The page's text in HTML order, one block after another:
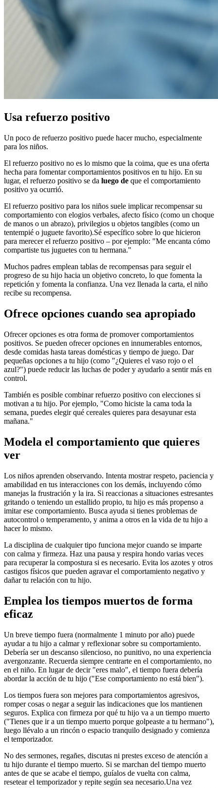
Usa refuerzo positivo
Un poco de refuerzo positivo puede hacer mucho, especialmente
para los niños.
El refuerzo positivo no es lo mismo que la coima, que es una oferta
hecha para fomentar comportamientos positivos en tu hijo. En su
lugar, el refuerzo positivo se da luego de que el comportamiento
positivo ya ocurrió.
El refuerzo positivo para los niños suele implicar recompensar su
comportamiento con elogios verbales, afecto físico (como un choque
de manos o un abrazo), privilegios u objetos tangibles (como un
tentempié o juguete favorito).Sé específico sobre lo que hicieron
para merecer el refuerzo positivo – por ejemplo: "Me encanta cómo
compartiste tus juguetes con tu hermana."
Muchos padres emplean tablas de recompensas para seguir el
progreso de su hijo hacia un objetivo concreto, lo que fomenta la
repetición y fomenta la confianza. Una vez llenada la carta, el niño
recibe su recompensa.
Ofrece opciones cuando sea apropiado
Ofrecer opciones es otra forma de promover comportamientos
positivos. Se pueden ofrecer opciones en innumerables entornos,
desde comidas hasta tareas domésticas y tiempo de juego. Dar
pequeñas opciones a tu hijo (como "¿Quieres el vaso rojo o el
azul?") puede reducir las luchas de poder y ayudarlo a sentir más en
control.
También es posible combinar refuerzo positivo con elecciones si
motivan a tu hijo. Por ejemplo, "Como hiciste la cama toda la
semana, puedes elegir qué cereales quieres para desayunar esta
mañana."
Modela el comportamiento que quieres
ver
Los niños aprenden observando. Intenta mostrar respeto, paciencia y
amabilidad en tus interacciones con los demás, incluyendo cómo
manejas la frustración y la ira. Si reaccionas a situaciones estresantes
gritando o teniendo un estallido propio, tu hijo es más propenso a
imitar ese comportamiento. Busca ayuda si tienes problemas de
autocontrol o temperamento, y anima a otros en la vida de tu hijo a
hacer lo mismo.
La disciplina de cualquier tipo funciona mejor cuando se imparte
con calma y firmeza. Haz una pausa y respira hondo varias veces
para recuperar la compostura si es necesario. Evita los azotes y otros
castigos físicos que pueden agravar el comportamiento negativo y
dañar tu relación con tu hijo.
Emplea los tiempos muertos de forma
eficaz
Un breve tiempo fuera (normalmente 1 minuto por año) puede
ayudar a tu hijo a calmar y reflexionar sobre su comportamiento.
Debería ser un descanso silencioso, no punitivo, no una experiencia
avergonzante. Recuerda siempre centrarte en el comportamiento, no
en el niño. En lugar de decir "eres malo", el tiempo fuera debería
abordar la acción de tu hijo ("Ese comportamiento no está bien").
Los tiempos fuera son mejores para comportamientos agresivos,
romper cosas o negar a seguir las indicaciones que los mantienen
seguros. Explica con firmeza por qué tu hijo va a un tiempo muerto
("Tienes que ir a un tiempo muerto porque golpeaste a tu hermano"),
luego llévalo a un rincón o espacio tranquilo designado y comienza
el temporizador.
No des sermones, regañes, discutas ni prestes exceso de atención a
tu hijo durante el tiempo muerto. Si se marchan del tiempo muerto
antes de que se acabe el tiempo, guíalos de vuelta con calma,
resetear el temporizador y repite según sea necesario.Una vez